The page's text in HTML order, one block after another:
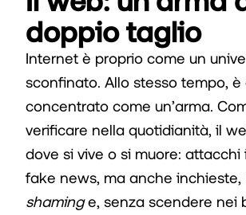
doppio taglio
Internet è proprio come un
sconfinato. Allo stesso tempo, è
concentrato come un’arma.
verificare nella quotidianità, il
dove si vive o si muore: attacchi
fake news, ma anche inchieste,
shaminge, senza scendere nei